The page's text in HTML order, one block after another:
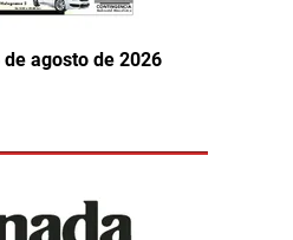
agosto de 2026